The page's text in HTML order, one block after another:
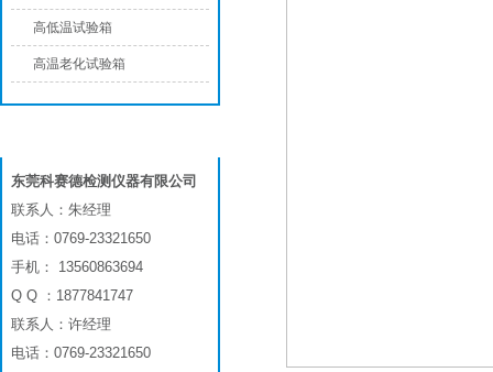
高低温试验箱
高温老化试验箱
东莞科赛德检测仪器有限公司
联系人：朱经理
电话：0769-23321650
手机： 13560863694
Q Q ：1877841747
联系人：许经理
电话：0769-23321650